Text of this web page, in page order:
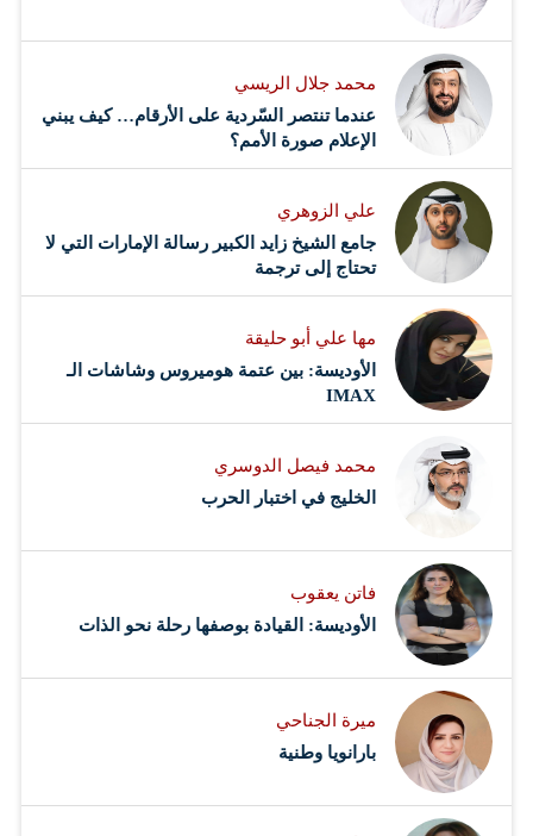
محمد جلال الريسي
عندما تنتصر السّردية على الأرقام… كيف يبني
الإعلام صورة الأمم؟
علي الزوهري
جامع الشيخ زايد الكبير رسالة الإمارات التي لا
تحتاج إلى ترجمة
مها علي أبو حليقة
الأوديسة: بين عتمة هوميروس وشاشات الـ
IMAX
محمد فيصل الدوسري ​
‏الخليج في اختبار الحرب
فاتن يعقوب
الأوديسة: القيادة بوصفها رحلة نحو الذات
ميرة الجناحي
بارانويا وطنية